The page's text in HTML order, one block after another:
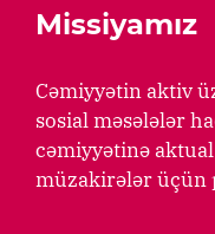
Missiyamız
Cəmiyyətin aktiv
sosial məsələlər
cəmiyyətinə aktual
müzakirələr üçün